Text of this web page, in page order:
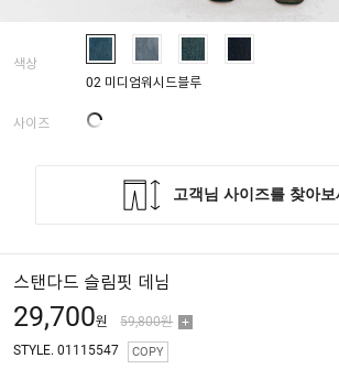
색상
02 미디엄워시드블루
사이즈
스탠다드 슬림핏 데님
29,700원 59,800원
STYLE. 01115547 COPY